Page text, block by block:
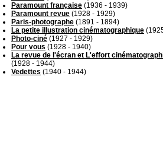
Paramount française (1936 - 1939)
Paramount revue (1928 - 1929)
Paris-photographe (1891 - 1894)
La petite illustration cinématographique
Photo-ciné (1927 - 1929)
Pour vous (1928 - 1940)
La revue de l'écran et L'effort
(1928 - 1944)
Vedettes (1940 - 1944)